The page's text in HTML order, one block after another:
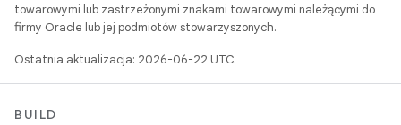
towarowymi lub zastrzeżonymi znakami towarowymi należącymi do
firmy Oracle lub jej podmiotów stowarzyszonych.
Ostatnia aktualizacja: 2026-06-22 UTC.
BUILD